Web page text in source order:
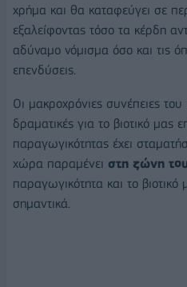
χρήμα και θα καταφεύγει σε
εξαλείφοντας τόσο τα κέρδη
αδύναμο νόμισμα όσο και τις
επενδύσεις.
Οι μακροχρόνιες συνέπειες
δραματικές για το βιοτικό μας
παραγωγικότητας έχει
χώρα παραμένει στη ζώνη
παραγωγικότητα και το
σημαντικά.